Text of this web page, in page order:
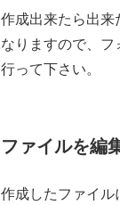
作成出来たら出
なりますので、
行って下さい。
ファイルを編
作成したファイル